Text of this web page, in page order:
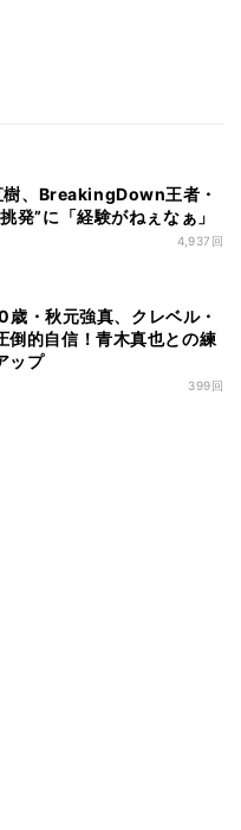
樹、BreakingDown王者・
発”に「経験がねぇなぁ」
4,937回
歳・秋元強真、クレベル・
倒的自信！青木真也との練
ップ
399回